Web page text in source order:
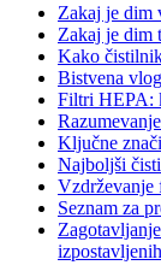
Zakaj je dim
Zakaj je dim
Kako
Bistvena
Filtri HEPA:
Ključne
Najboljši
Vzdrževanje
Seznam za